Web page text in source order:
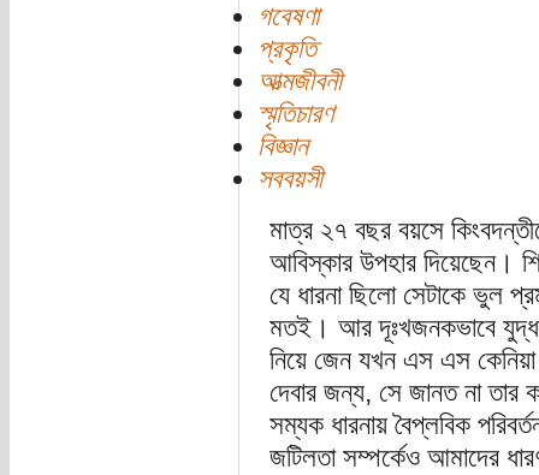
গবেষণা
প্রকৃতি
আত্মজীবনী
স্মৃতিচারণ
বিজ্ঞান
সববয়সী
মাত্র ২৭ বছর বয়সে
আবিস্কার উপহার দিয়েছেন।
যে ধারনা ছিলো সেটাকে ভুল
মতই। আর দূঃখজনকভাবে
নিয়ে জেন যখন এস এস কেনিয়া
দেবার জন্য, সে জানত না তার
সম্যক ধারনায় বৈপ্লবিক
জটিলতা সম্পর্কেও আমাদের